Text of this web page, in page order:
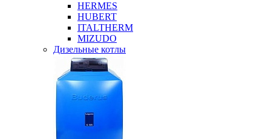
HERMES
HUBERT
ITALTHERM
MIZUDO
Дизельные котлы